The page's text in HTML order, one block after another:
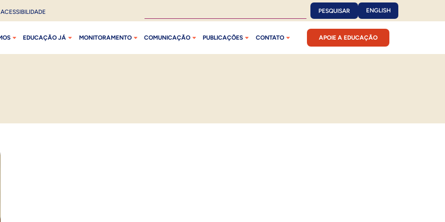
ACESSIBILIDADE PESQUISAR ENGLISH
EDUCAÇÃO JÁ MONITORAMENTO COMUNICAÇÃO PUBLICAÇÕES CONTATO APOIE A EDUCAÇÃO